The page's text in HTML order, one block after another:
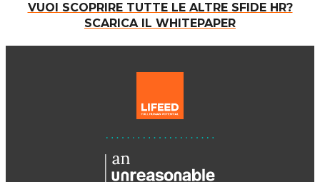
VUOI SCOPRIRE TUTTE LE ALTRE SFIDE HR?
SCARICA IL WHITEPAPER